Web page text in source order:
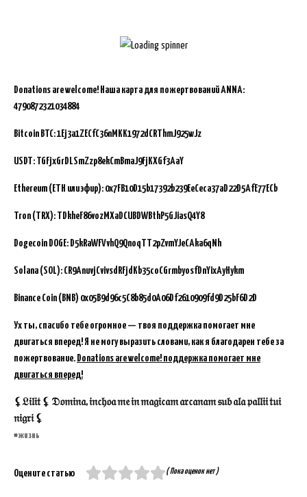
Donations are welcome! Наша карта для пожертвований ANNA:
4790872321034884
Bitcoin BTC:1Ej3a1ZECfC36nMKK1972dCRThmJ925wJz
USDT: TGFjxGrDLSmZzp8ekCmBmaJ9FjKXGf3AaY
Ethereum (ETH или эфир): 0x7FB10D15b17392b239EeCeca37aD22D5AfE77ECb
Tron (TRX): TDkheF86vozMXaDCUBDWBthP5GJiasQ4Y8
Dogecoin DOGE: D5kRaWFVvhQ9QnoqTT2pZvmYJeCAka6qNh
Solana (SOL): CR9AnuvjCvivsdRFjdKb35coCGrmbyosfDnYixAyHykm
Binance Coin (BNB) 0x05B9d96c5C8b85d0A06Df2610909fd9D25bF6D2D
Ух ты, спасибо тебе огромное — твоя поддержка помогает мне
двигаться вперед! Я не могу выразить словами, как я благодарен тебе за
пожертвование. Donations are welcome! поддержка помогает мне
двигаться вперед!
⚸𝔏𝔦𝔩𝔦𝔱 ⚸ 𝔇𝔬𝔪𝔦𝔫𝔞, 𝔦𝔫𝔠𝔥𝔬𝔞 𝔪𝔢 𝔦𝔫 𝔪𝔞𝔤𝔦𝔠𝔞𝔪 𝔞𝔯𝔠𝔞𝔫𝔞𝔪 𝔰𝔲𝔟 𝔞𝔩𝔞 𝔭𝔞𝔩𝔩𝔦𝔦 𝔱𝔲𝔦
𝔫𝔦𝔤𝔯𝔦 ⚸
жизнь
Оцените статью ( Пока оценок нет )